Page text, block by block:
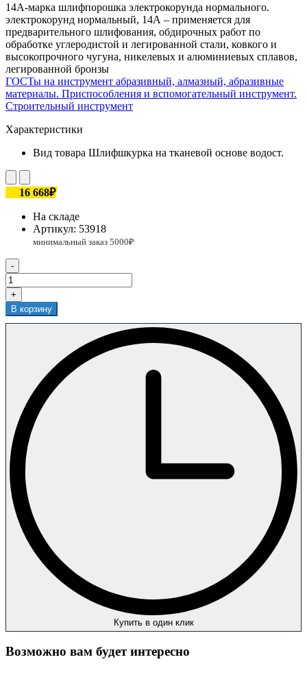
14А-марка шлифпорошка электрокорунда нормального.
электрокорунд нормальный, 14А – применяется для
предварительного шлифования, обдирочных работ по
обработке углеродистой и легированной стали, ковкого и
высокопрочного чугуна, никелевых и алюминиевых сплавов,
легированной бронзы
ГОСТы на инструмент абразивный, алмазный, абразивные
материалы. Приспособления и вспомогательный инструмент.
Строительный инструмент
Характеристики
Вид товара Шлифшкурка на тканевой основе водост.
16 668₽
На складе
Артикул: 53918
-
+
В корзину
Купить в один клик
Возможно вам будет интересно